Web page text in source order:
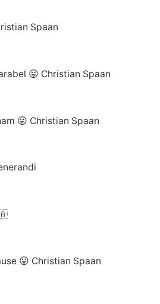
Spaan
😛 Christian Spaan
😛 Christian Spaan
😛 Christian Spaan